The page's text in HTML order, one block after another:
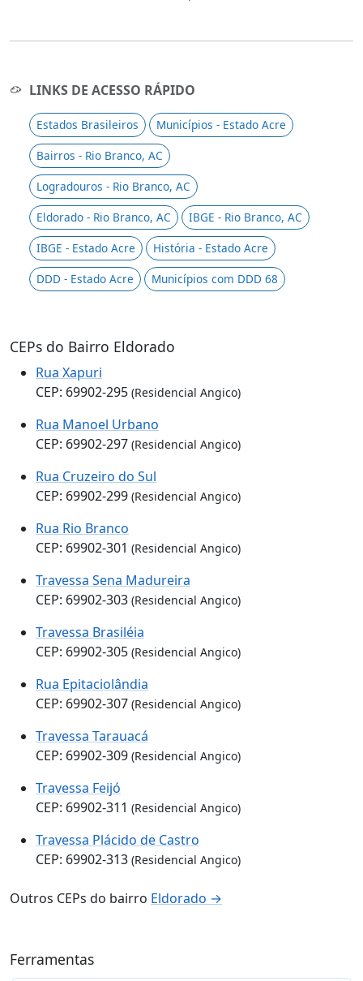
LINKS DE ACESSO RÁPIDO
Estados Brasileiros
Municípios - Estado Acre
Bairros - Rio Branco, AC
Logradouros - Rio Branco, AC
Eldorado - Rio Branco, AC
IBGE - Rio Branco, AC
IBGE - Estado Acre
História - Estado Acre
DDD - Estado Acre
Municípios com DDD 68
CEPs do Bairro Eldorado
Rua Xapuri
CEP: 69902-295 (Residencial Angico)
Rua Manoel Urbano
CEP: 69902-297 (Residencial Angico)
Rua Cruzeiro do Sul
CEP: 69902-299 (Residencial Angico)
Rua Rio Branco
CEP: 69902-301 (Residencial Angico)
Travessa Sena Madureira
CEP: 69902-303 (Residencial Angico)
Travessa Brasiléia
CEP: 69902-305 (Residencial Angico)
Rua Epitaciolândia
CEP: 69902-307 (Residencial Angico)
Travessa Tarauacá
CEP: 69902-309 (Residencial Angico)
Travessa Feijó
CEP: 69902-311 (Residencial Angico)
Travessa Plácido de Castro
CEP: 69902-313 (Residencial Angico)
Outros CEPs do bairro Eldorado →
Ferramentas